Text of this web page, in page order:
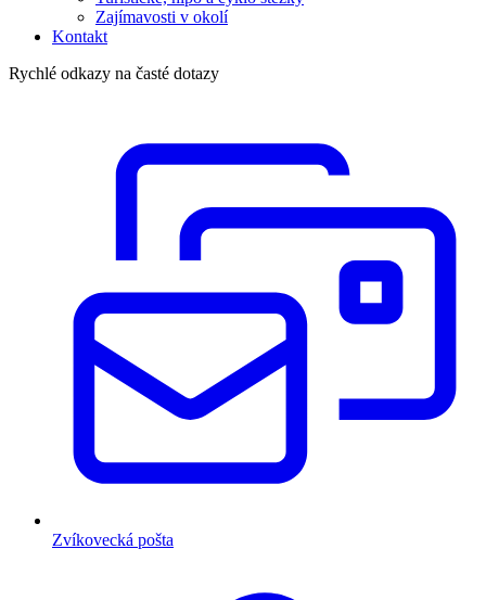
Zajímavosti v okolí
Kontakt
Rychlé odkazy na časté dotazy
Zvíkovecká pošta